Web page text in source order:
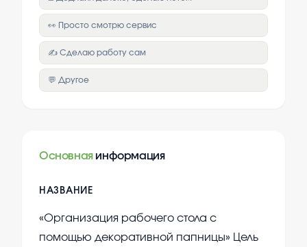
👀 Просто смотрю сервис
✍️ Сделаю работу сам
💬 Другое
Основная информация
НАЗВАНИЕ
«Организация рабочего стола с
помощью декоративной папницы» Цель